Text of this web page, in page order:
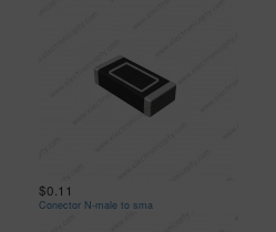
$0.11
Conector N-male to sma